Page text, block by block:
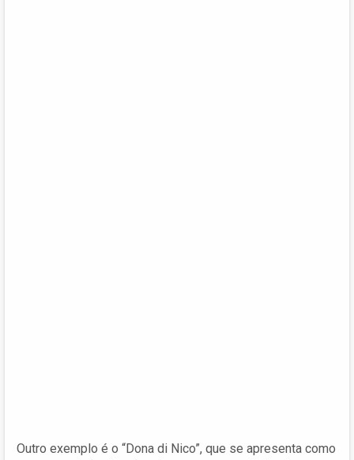
Outro exemplo é o “Dona di Nico”, que se apresenta como